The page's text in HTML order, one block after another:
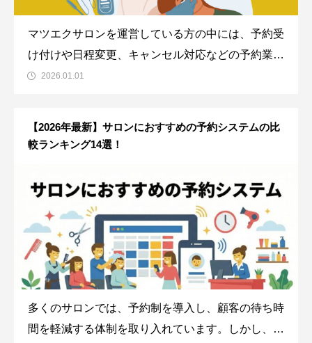
マツエクサロンを運営している方の中には、予約受
け付けや日程変更、キャンセル対応などの予約業務
を自動化させたい、予約管理や顧客管理を楽にした
として、予約システムがあります。この記事で
2026.01.01
【2026年最新】サロンにおすすめの予約システムの比
較ランキング14選！
多くのサロンでは、予約制を導入し、顧客の待ち時
間を軽減する体制を取り入れています。しかし、予